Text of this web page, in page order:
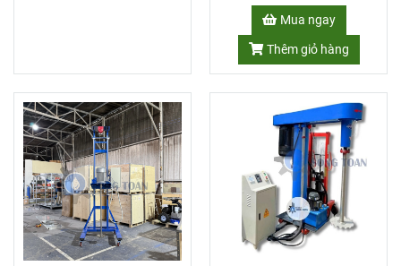
Mua ngay
Thêm giỏ hàng